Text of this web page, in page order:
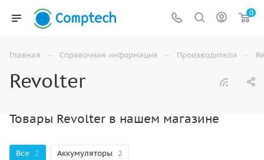
0
Главная — Справочная информация — Производители —
Revolter
Товары Revolter в нашем магазине
Все 2 Аккумуляторы 2